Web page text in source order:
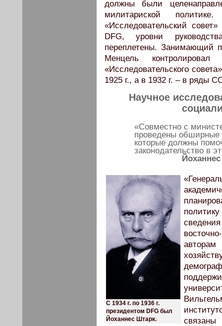
должны были
милитариской
«Исследовательский
DFG, уровни
переплетены. Занимающий
Менцель контролировал
«Исследовательского
1925 г., а в 1932 г. – в ряды
Научное
«Совместно с
проведены обширные
которые должны
законодательство в
С 1934 г. по 1936 г.
президентом DFG был
Йоханнес Штарк.